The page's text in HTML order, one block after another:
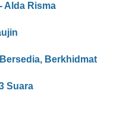
Alda Risma
Berkhidmat
Suara